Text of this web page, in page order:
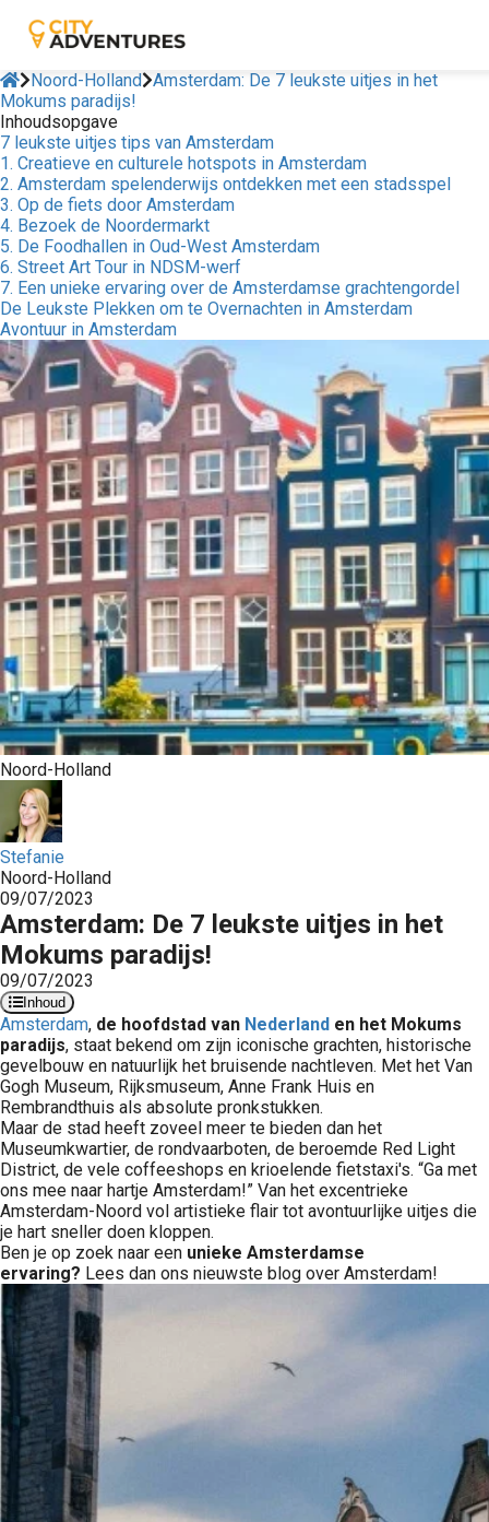
Noord-Holland Amsterdam: De 7 leukste uitjes in het
Mokums paradijs!
Inhoudsopgave
7 leukste uitjes tips van Amsterdam
1. Creatieve en culturele hotspots in Amsterdam
2. Amsterdam spelenderwijs ontdekken met een stadsspel
3. Op de fiets door Amsterdam
4. Bezoek de Noordermarkt
5. De Foodhallen in Oud-West Amsterdam
6. Street Art Tour in NDSM-werf
7. Een unieke ervaring over de Amsterdamse grachtengordel
De Leukste Plekken om te Overnachten in Amsterdam
Avontuur in Amsterdam
Noord-Holland
Stefanie
Noord-Holland
09/07/2023
Amsterdam: De 7 leukste uitjes in het
Mokums paradijs!
09/07/2023
Inhoud
Amsterdam, de hoofdstad van Nederland en het Mokums
paradijs, staat bekend om zijn iconische grachten, historische
gevelbouw en natuurlijk het bruisende nachtleven. Met het Van
Gogh Museum, Rijksmuseum, Anne Frank Huis en
Rembrandthuis als absolute pronkstukken.
Maar de stad heeft zoveel meer te bieden dan het
Museumkwartier, de rondvaarboten, de beroemde Red Light
District, de vele coffeeshops en krioelende fietstaxi's. “Ga met
ons mee naar hartje Amsterdam!” Van het excentrieke
Amsterdam-Noord vol artistieke flair tot avontuurlijke uitjes die
je hart sneller doen kloppen.
Ben je op zoek naar een unieke Amsterdamse
ervaring? Lees dan ons nieuwste blog over Amsterdam!